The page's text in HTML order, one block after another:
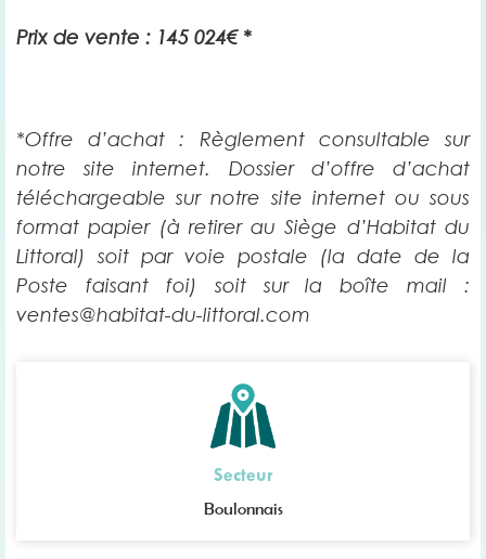
Prix de vente : 145 024€ *
*Offre d’achat : Règlement consultable sur
notre site internet.
Dossier d’offre d’achat
téléchargeable sur notre site internet ou sous
format papier (à retirer au Siège d’Habitat du
Littoral) soit par voie postale (la date de la
Poste faisant foi) soit sur la boîte mail :
ventes@habitat-du-littoral.com
Secteur
Boulonnais